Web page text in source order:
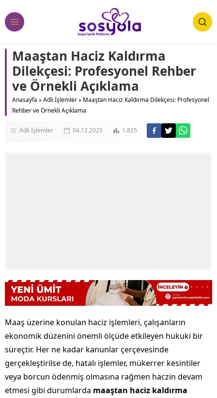
Maaştan Haciz Kaldırma
Dilekçesi: Profesyonel Rehber
ve Örnekli Açıklama
Anasayfa »Adli İşlemler» Maaştan Haciz Kaldırma Dilekçesi: Profesyonel
Rehber ve Örnekli Açıklama
Adli İşlemler 04.12.2025 1.825
Maaş üzerine konulan haciz işlemleri, çalışanların
ekonomik düzenini önemli ölçüde etkileyen hukuki bir
süreçtir. Her ne kadar kanunlar çerçevesinde
gerçekleştirilse de, hatalı işlemler, mükerrer kesintiler
veya borcun ödenmiş olmasına rağmen haczin devam
etmesi gibi durumlarda maaştan haciz kaldırma